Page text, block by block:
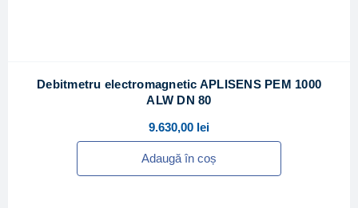
Debitmetru electromagnetic APLISENS PEM 1000
ALW DN 80
9.630,00 lei
Adaugă în coș